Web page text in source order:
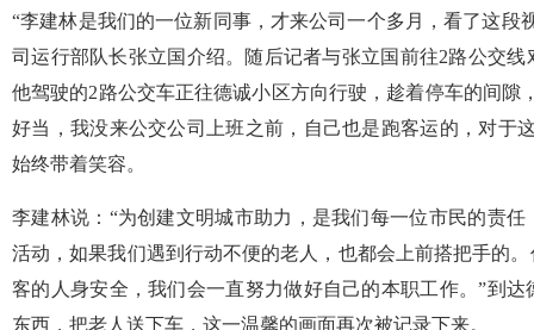
“李建林是我们的一位新同事，才来公司一个多月，看了这段
司运行部队长张立国介绍。随后记者与张立国前往2路公交
他驾驶的2路公交车正往德诚小区方向行驶，趁着停车的间隙
好当，我没来公交公司上班之前，自己也是跑客运的，对于
始终带着笑容。
李建林说：“为创建文明城市助力，是我们每一位市民的责
活动，如果我们遇到行动不便的老人，也都会上前搭把手的
客的人身安全，我们会一直努力做好自己的本职工作。”到
东西，把老人送下车，这一温馨的画面再次被记录下来。